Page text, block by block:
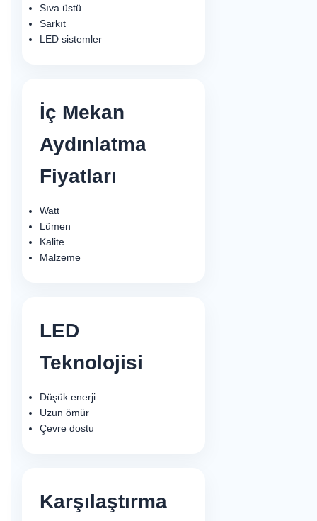
Sıva üstü
Sarkıt
LED sistemler
İç Mekan
Aydınlatma
Fiyatları
Watt
Lümen
Kalite
Malzeme
LED
Teknolojisi
Düşük enerji
Uzun ömür
Çevre dostu
Karşılaştırma